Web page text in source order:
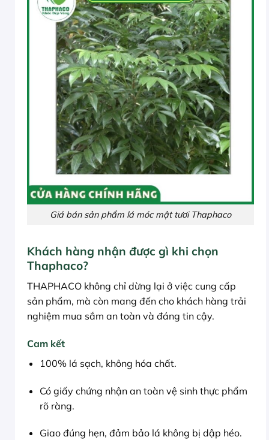
Giá bán sản phẩm lá móc mật tươi Thaphaco
Khách hàng nhận được gì khi chọn
Thaphaco?
THAPHACO không chỉ dừng lại ở việc cung cấp
sản phẩm, mà còn mang đến cho khách hàng trải
nghiệm mua sắm an toàn và đáng tin cậy.
Cam kết
100% lá sạch, không hóa chất.
Có giấy chứng nhận an toàn vệ sinh thực phẩm
rõ ràng.
Giao đúng hẹn, đảm bảo lá không bị dập héo.